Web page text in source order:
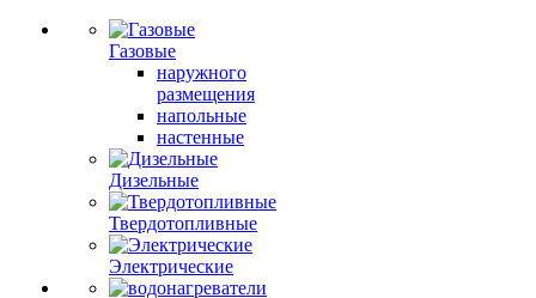
Газовые
наружного
размещения
напольные
настенные
Дизельные
Твердотопливные
Электрические